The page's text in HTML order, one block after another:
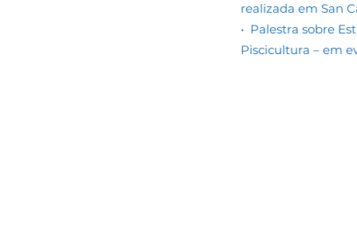
realizada em San
• Palestra sobre
Piscicultura – em